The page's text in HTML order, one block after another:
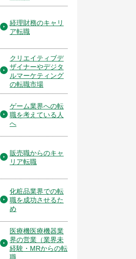
経理財務のキャリ
ア転職
クリエイティブデ
ザイナーやデジタ
ルマーケティング
の転職市場
ゲーム業界への転
職を考えている人
へ
販売職からのキャ
リア転職
化粧品業界での転
職を成功させるた
め
医療機医療機器業
界の営業（業界未
経験・MRからの転
職